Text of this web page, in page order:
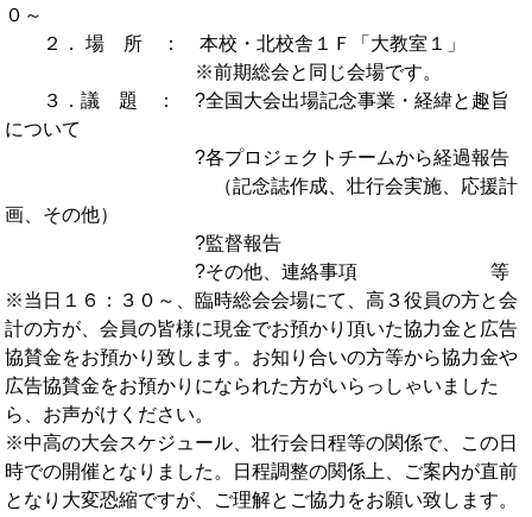
０～
２． 場 所 ： 本校・北校舎１Ｆ「大教室１」
※前期総会と同じ会場です。
３．議 題 ： ?全国大会出場記念事業・経緯と趣旨
について
?各プロジェクトチームから経過報告
（記念誌作成、壮行会実施、応援計
画、その他）
?監督報告
?その他、連絡事項 等
※当日１６：３０～、臨時総会会場にて、高３役員の方と会
計の方が、会員の皆様に現金でお預かり頂いた協力金と広告
協賛金をお預かり致します。お知り合いの方等から協力金や
広告協賛金をお預かりになられた方がいらっしゃいました
ら、お声がけください。
※中高の大会スケジュール、壮行会日程等の関係で、この日
時での開催となりました。日程調整の関係上、ご案内が直前
となり大変恐縮ですが、ご理解とご協力をお願い致します。